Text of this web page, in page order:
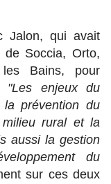
Jalon, qui avait
Soccia, Orto,
Bains, pour
"Les enjeux du
prévention du
rural et la
aussi la gestion
du
sur ces deux